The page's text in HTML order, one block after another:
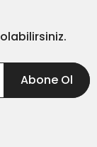
Abone Ol